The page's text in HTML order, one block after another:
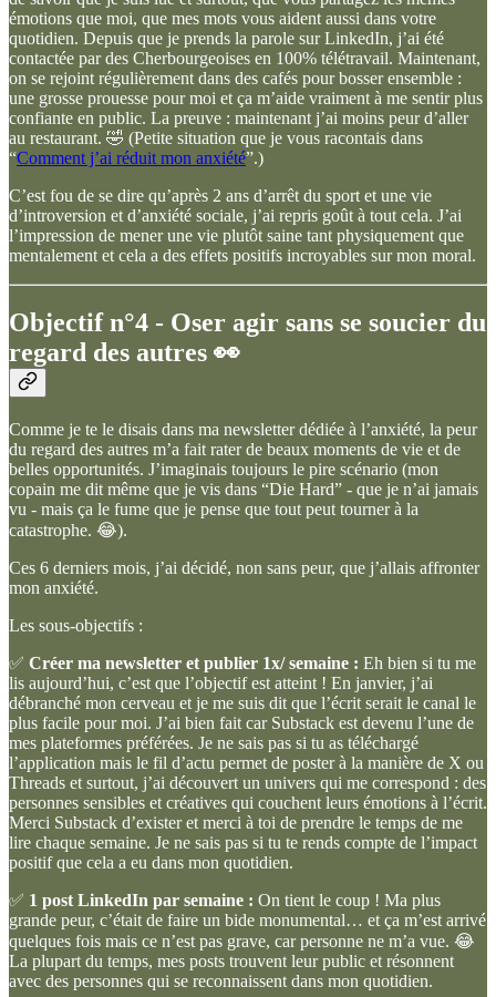
émotions que moi, que mes mots vous aident aussi dans votre
quotidien. Depuis que je prends la parole sur LinkedIn, j’ai été
contactée par des Cherbourgeoises en 100% télétravail. Maintenant,
on se rejoint régulièrement dans des cafés pour bosser ensemble :
une grosse prouesse pour moi et ça m’aide vraiment à me sentir plus
confiante en public. La preuve : maintenant j’ai moins peur d’aller
au restaurant. 🤣 (Petite situation que je vous racontais dans
“Comment j’ai réduit mon anxiété”.)
C’est fou de se dire qu’après 2 ans d’arrêt du sport et une vie
d’introversion et d’anxiété sociale, j’ai repris goût à tout cela. J’ai
l’impression de mener une vie plutôt saine tant physiquement que
mentalement et cela a des effets positifs incroyables sur mon moral.
Objectif n°4 - Oser agir sans se soucier du
regard des autres 👀
Comme je te le disais dans ma newsletter dédiée à l’anxiété, la peur
du regard des autres m’a fait rater de beaux moments de vie et de
belles opportunités. J’imaginais toujours le pire scénario (mon
copain me dit même que je vis dans “Die Hard” - que je n’ai jamais
vu - mais ça le fume que je pense que tout peut tourner à la
catastrophe. 😂).
Ces 6 derniers mois, j’ai décidé, non sans peur, que j’allais affronter
mon anxiété.
Les sous-objectifs :
✅ Créer ma newsletter et publier 1x/ semaine : Eh bien si tu me
lis aujourd’hui, c’est que l’objectif est atteint ! En janvier, j’ai
débranché mon cerveau et je me suis dit que l’écrit serait le canal le
plus facile pour moi. J’ai bien fait car Substack est devenu l’une de
mes plateformes préférées. Je ne sais pas si tu as téléchargé
l’application mais le fil d’actu permet de poster à la manière de X ou
Threads et surtout, j’ai découvert un univers qui me correspond : des
personnes sensibles et créatives qui couchent leurs émotions à l’écrit.
Merci Substack d’exister et merci à toi de prendre le temps de me
lire chaque semaine. Je ne sais pas si tu te rends compte de l’impact
positif que cela a eu dans mon quotidien.
✅ 1 post LinkedIn par semaine : On tient le coup ! Ma plus
grande peur, c’était de faire un bide monumental… et ça m’est arrivé
quelques fois mais ce n’est pas grave, car personne ne m’a vue. 😂
La plupart du temps, mes posts trouvent leur public et résonnent
avec des personnes qui se reconnaissent dans mon quotidien.